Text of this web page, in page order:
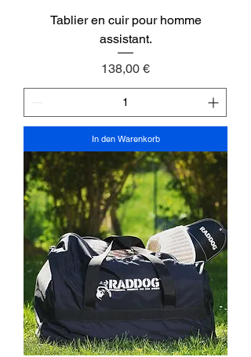
Tablier en cuir pour homme
assistant.
Preis
138,00 €
In den Warenkorb